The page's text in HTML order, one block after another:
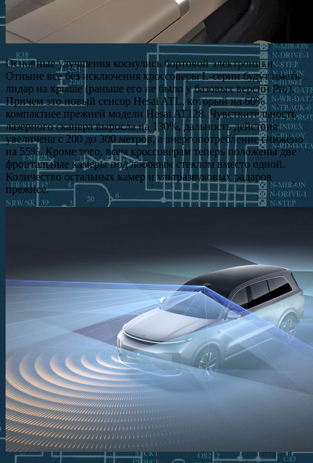
Основные улучшения коснулись бортовой электроники.
Отныне все без исключения кроссоверы L-серии будут иметь
лидар на крыше (раньше его не было у базовых версий Pro).
Причем это новый сенсор Hesai ATL, который на 60%
компактнее прежней модели Hesai AT128. Чувствительность
лазерного сканера выросла на 130%, дальность действия
увеличена с 200 до 300 метров, а энергопотребление снижено
на 55%. Кроме того, всем кроссоверам теперь положены две
фронтальные камеры под лобовым стеклом вместо одной.
Количество остальных камер и ультразвуковых радаров
прежнее.